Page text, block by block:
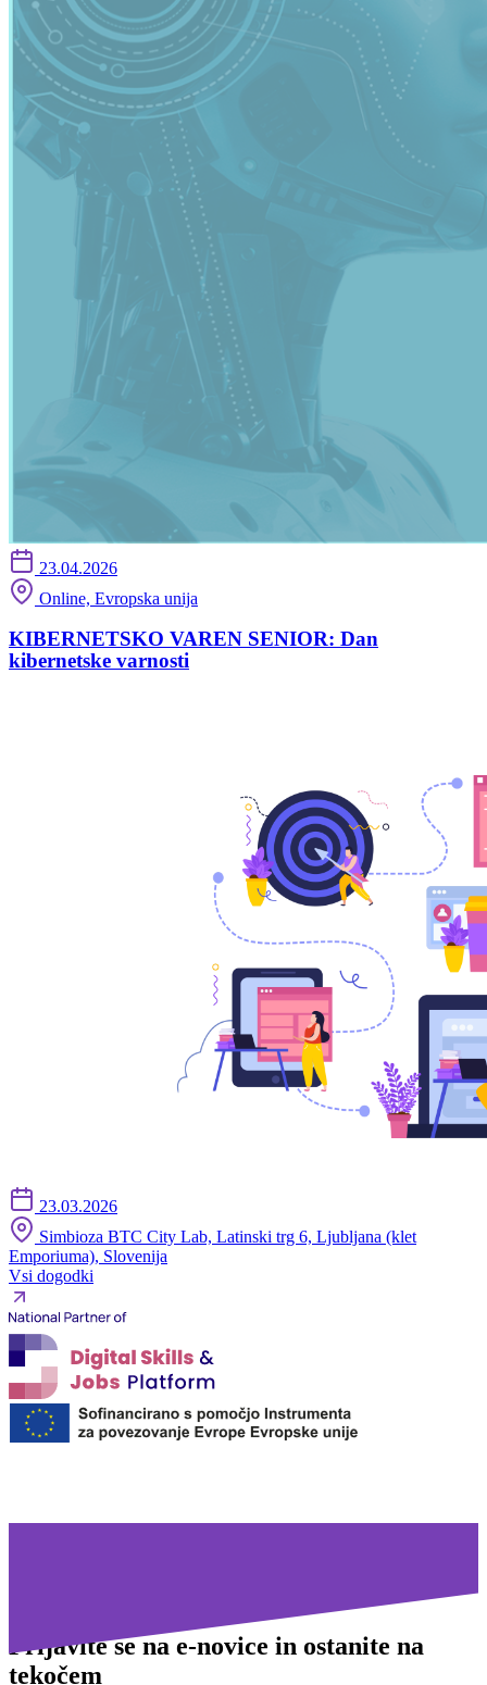
23.04.2026
Online, Evropska unija
KIBERNETSKO VAREN SENIOR: Dan
kibernetske varnosti
23.03.2026
Simbioza BTC City Lab, Latinski trg 6, Ljubljana (klet
Emporiuma), Slovenija
Vsi dogodki
Prijavite se na e-novice in ostanite na
tekočem